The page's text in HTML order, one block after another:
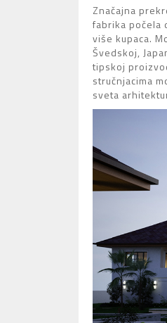
Značajna
fabrika počela
više kupaca.
Švedskoj,
tipskoj
stručnjacima
sveta